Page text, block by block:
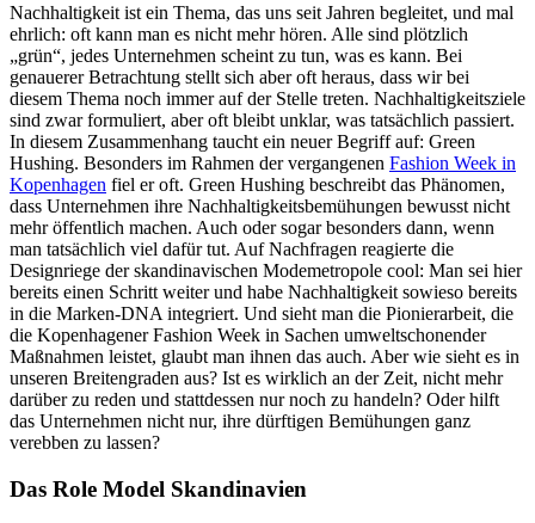
Nachhaltigkeit ist ein Thema, das uns seit Jahren begleitet, und mal
ehrlich: oft kann man es nicht mehr hören. Alle sind plötzlich
„grün“, jedes Unternehmen scheint zu tun, was es kann. Bei
genauerer Betrachtung stellt sich aber oft heraus, dass wir bei
diesem Thema noch immer auf der Stelle treten. Nachhaltigkeitsziele
sind zwar formuliert, aber oft bleibt unklar, was tatsächlich passiert.
In diesem Zusammenhang taucht ein neuer Begriff auf: Green
Hushing. Besonders im Rahmen der vergangenen Fashion Week in
Kopenhagen fiel er oft. Green Hushing beschreibt das Phänomen,
dass Unternehmen ihre Nachhaltigkeitsbemühungen bewusst nicht
mehr öffentlich machen. Auch oder sogar besonders dann, wenn
man tatsächlich viel dafür tut. Auf Nachfragen reagierte die
Designriege der skandinavischen Modemetropole cool: Man sei hier
bereits einen Schritt weiter und habe Nachhaltigkeit sowieso bereits
in die Marken-DNA integriert. Und sieht man die Pionierarbeit, die
die Kopenhagener Fashion Week in Sachen umweltschonender
Maßnahmen leistet, glaubt man ihnen das auch. Aber wie sieht es in
unseren Breitengraden aus? Ist es wirklich an der Zeit, nicht mehr
darüber zu reden und stattdessen nur noch zu handeln? Oder hilft
das Unternehmen nicht nur, ihre dürftigen Bemühungen ganz
verebben zu lassen?
Das Role Model Skandinavien